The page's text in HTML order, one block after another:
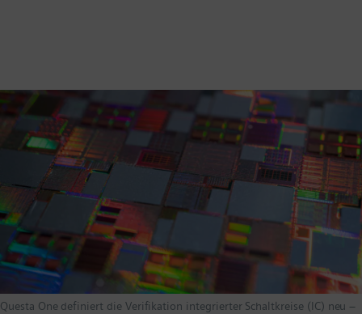
Questa One definiert die Verifikation integrierter Schaltkreise (IC) neu –